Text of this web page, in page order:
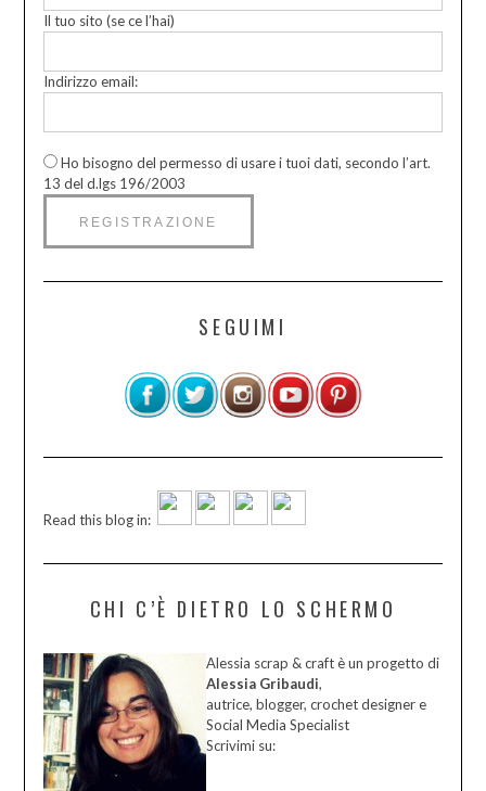
Il tuo sito (se ce l’hai)
Indirizzo email:
Ho bisogno del permesso di usare i tuoi dati, secondo l’art.
13 del d.lgs 196/2003
SEGUIMI
Read this blog in:
CHI C’È DIETRO LO SCHERMO
Alessia scrap & craft è un progetto di
Alessia Gribaudi,
autrice, blogger, crochet designer e
Social Media Specialist
Scrivimi su: